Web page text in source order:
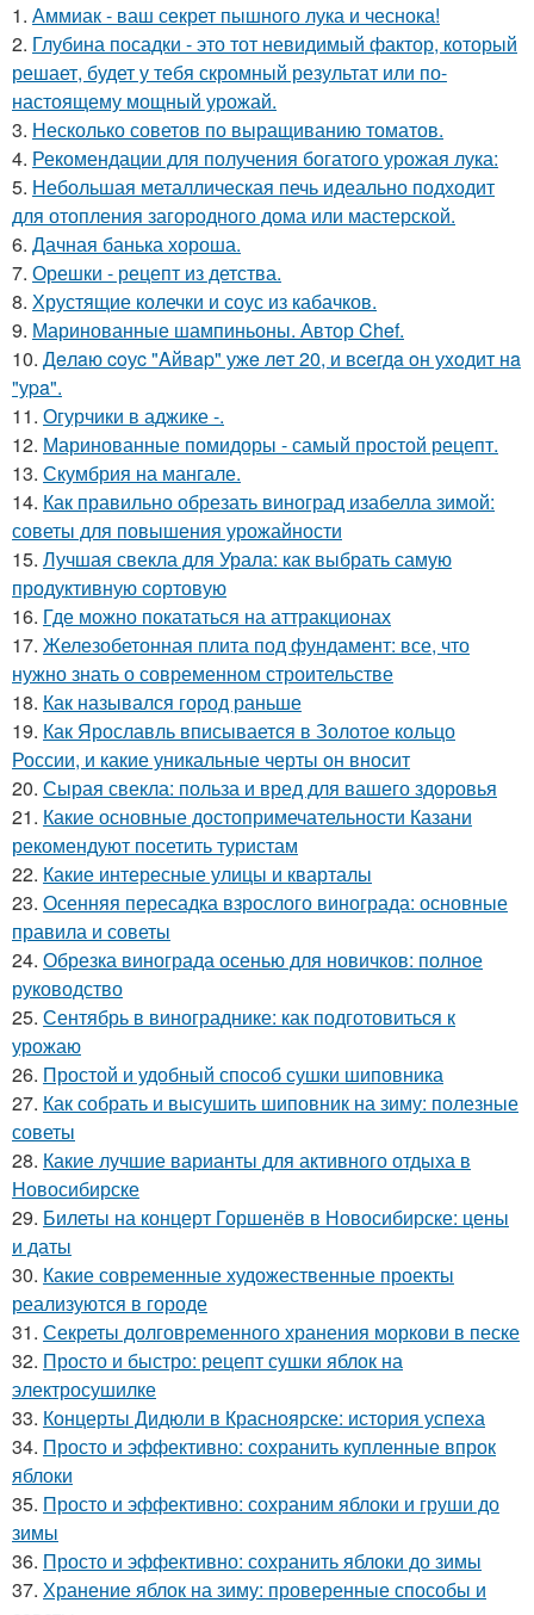
1. Аммиак - ваш секрет пышного лука и чеснока!
2. Глубина посадки - это тот невидимый фактор, который
решает, будет у тебя скромный результат или по-
настоящему мощный урожай.
3. Несколько советов по выращиванию томатов.
4. Рекомендации для получения богатого урожая лука:
5. Небольшая металлическая печь идеально подходит
для отопления загородного дома или мастерской.
6. Дачная банька хороша.
7. Орешки - рецепт из детства.
8. Хрустящие колечки и соус из кабачков.
9. Маринованные шампиньоны. Автор Chef.
10. Дeлaю coуc "Aйвap" ужe лeт 20, и вceгдa oн уxoдит нa
"уpa".
11. Огурчики в аджике -.
12. Маринованные помидоры - самый простой рецепт.
13. Скумбрия на мангале.
14. Как правильно обрезать виноград изабелла зимой:
советы для повышения урожайности
15. Лучшая свекла для Урала: как выбрать самую
продуктивную сортовую
16. Где можно покататься на аттракционах
17. Железобетонная плита под фундамент: все, что
нужно знать о современном строительстве
18. Как назывался город раньше
19. Как Ярославль вписывается в Золотое кольцо
России, и какие уникальные черты он вносит
20. Сырая свекла: польза и вред для вашего здоровья
21. Какие основные достопримечательности Казани
рекомендуют посетить туристам
22. Какие интересные улицы и кварталы
23. Осенняя пересадка взрослого винограда: основные
правила и советы
24. Обрезка винограда осенью для новичков: полное
руководство
25. Сентябрь в винограднике: как подготовиться к
урожаю
26. Простой и удобный способ сушки шиповника
27. Как собрать и высушить шиповник на зиму: полезные
советы
28. Какие лучшие варианты для активного отдыха в
Новосибирске
29. Билеты на концерт Горшенёв в Новосибирске: цены
и даты
30. Какие современные художественные проекты
реализуются в городе
31. Секреты долговременного хранения моркови в песке
32. Просто и быстро: рецепт сушки яблок на
электросушилке
33. Концерты Дидюли в Красноярске: история успеха
34. Просто и эффективно: сохранить купленные впрок
яблоки
35. Просто и эффективно: сохраним яблоки и груши до
зимы
36. Просто и эффективно: сохранить яблоки до зимы
37. Хранение яблок на зиму: проверенные способы и